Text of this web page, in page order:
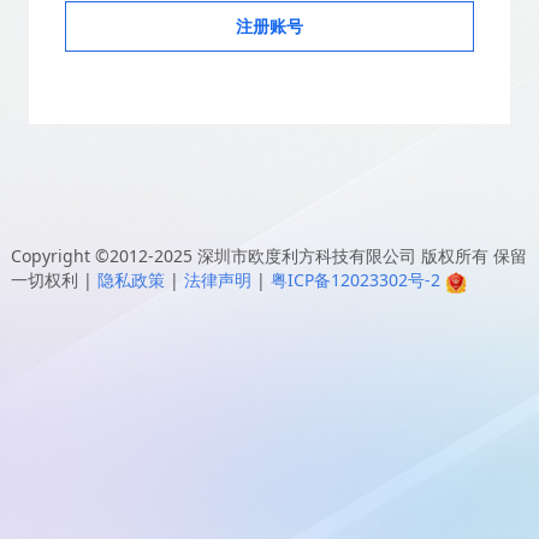
注册账号
Copyright ©2012-2025 深圳市欧度利方科技有限公司 版权所有 保留
一切权利 | 隐私政策 | 法律声明 | 粤ICP备12023302号-2